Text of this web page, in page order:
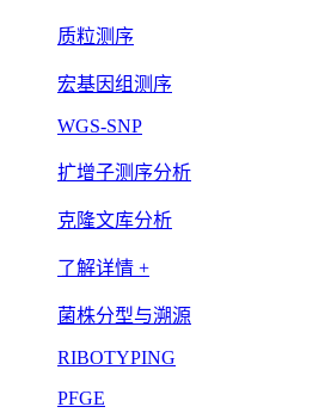
质粒测序
宏基因组测序
WGS-SNP
扩增子测序分析
克隆文库分析
了解详情 +
菌株分型与溯源
RIBOTYPING
PFGE